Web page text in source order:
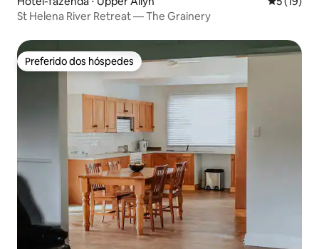
St Helena River Retreat — The Grainery
Preferido dos hóspedes
Preferido dos hóspedes